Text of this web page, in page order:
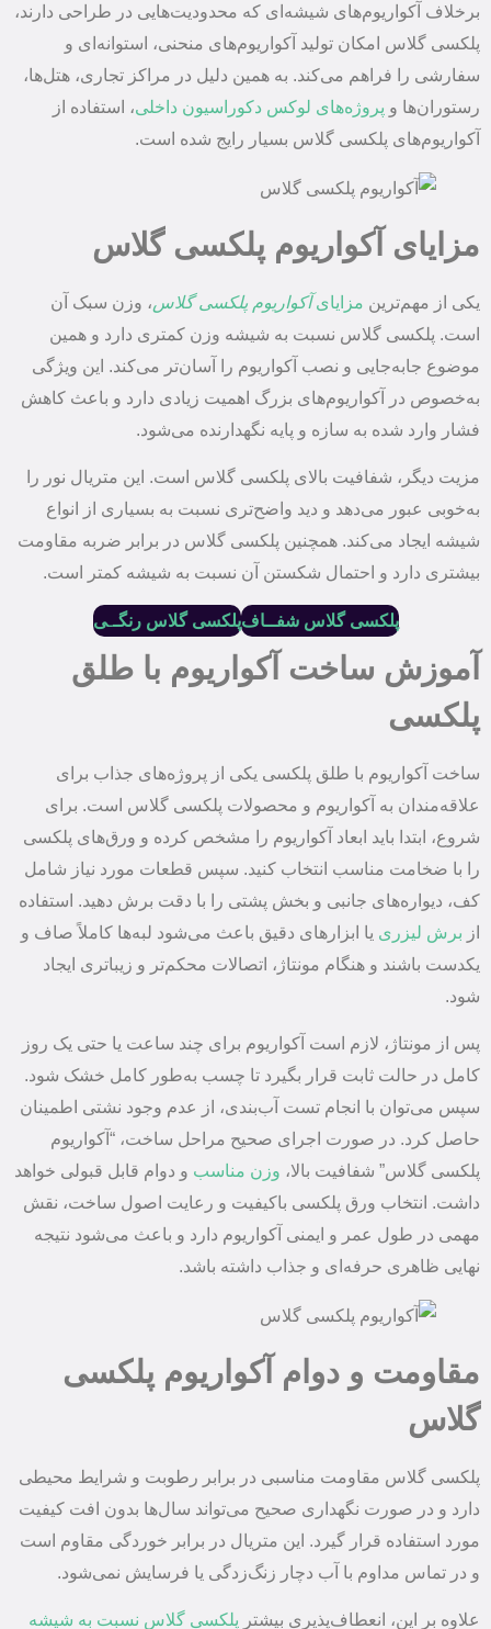
برخلاف آکواریوم‌های شیشه‌ای که محدودیت‌هایی در طراحی دارند،
پلکسی گلاس امکان تولید آکواریوم‌های منحنی، استوانه‌ای و
سفارشی را فراهم می‌کند. به همین دلیل در مراکز تجاری، هتل‌ها،
رستوران‌ها و پروژه‌های لوکس دکوراسیون داخلی، استفاده از
آکواریوم‌های پلکسی گلاس بسیار رایج شده است.
مزایای آکواریوم پلکسی گلاس
یکی از مهم‌ترین مزایایآکواریوم پلکسی گلاس، وزن سبک آن
است. پلکسی گلاس نسبت به شیشه وزن کمتری دارد و همین
موضوع جابه‌جایی و نصب آکواریوم را آسان‌تر می‌کند. این ویژگی
به‌خصوص در آکواریوم‌های بزرگ اهمیت زیادی دارد و باعث کاهش
فشار وارد شده به سازه و پایه نگهدارنده می‌شود.
مزیت دیگر، شفافیت بالای پلکسی گلاس است. این متریال نور را
به‌خوبی عبور می‌دهد و دید واضح‌تری نسبت به بسیاری از انواع
شیشه ایجاد می‌کند. همچنین پلکسی گلاس در برابر ضربه مقاومت
بیشتری دارد و احتمال شکستن آن نسبت به شیشه کمتر است.
پلکسی گلاس شفــافپلکسی گلاس رنگــی
آموزش ساخت آکواریوم با طلق
پلکسی
ساخت آکواریوم با طلق پلکسی یکی از پروژه‌های جذاب برای
علاقه‌مندان به آکواریوم و محصولات پلکسی گلاس است. برای
شروع، ابتدا باید ابعاد آکواریوم را مشخص کرده و ورق‌های پلکسی
را با ضخامت مناسب انتخاب کنید. سپس قطعات مورد نیاز شامل
کف، دیواره‌های جانبی و بخش پشتی را با دقت برش دهید. استفاده
از برش لیزری یا ابزارهای دقیق باعث می‌شود لبه‌ها کاملاً صاف و
یکدست باشند و هنگام مونتاژ، اتصالات محکم‌تر و زیباتری ایجاد
شود.
پس از مونتاژ، لازم است آکواریوم برای چند ساعت یا حتی یک روز
کامل در حالت ثابت قرار بگیرد تا چسب به‌طور کامل خشک شود.
سپس می‌توان با انجام تست آب‌بندی، از عدم وجود نشتی اطمینان
حاصل کرد. در صورت اجرای صحیح مراحل ساخت، “آکواریوم
پلکسی گلاس” شفافیت بالا، وزن مناسب و دوام قابل قبولی خواهد
داشت. انتخاب ورق پلکسی باکیفیت و رعایت اصول ساخت، نقش
مهمی در طول عمر و ایمنی آکواریوم دارد و باعث می‌شود نتیجه
نهایی ظاهری حرفه‌ای و جذاب داشته باشد.
مقاومت و دوام آکواریوم پلکسی
گلاس
پلکسی گلاس مقاومت مناسبی در برابر رطوبت و شرایط محیطی
دارد و در صورت نگهداری صحیح می‌تواند سال‌ها بدون افت کیفیت
مورد استفاده قرار گیرد. این متریال در برابر خوردگی مقاوم است
و در تماس مداوم با آب دچار زنگ‌زدگی یا فرسایش نمی‌شود.
علاوه بر این، انعطاف‌پذیری بیشتر پلکسی گلاس نسبت به شیشه